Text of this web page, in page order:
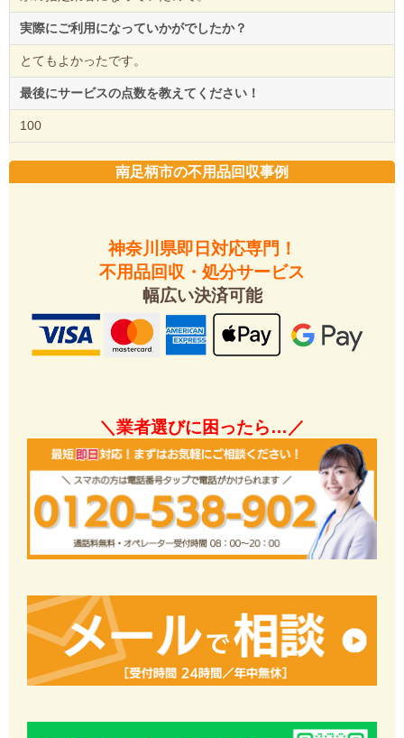
実際にご利用になっていかがでしたか？
とてもよかったです。
最後にサービスの点数を教えてください！
100
南足柄市の不用品回収事例
神奈川県即日対応専門！
不用品回収・処分サービス
幅広い決済可能
＼業者選びに困ったら…／